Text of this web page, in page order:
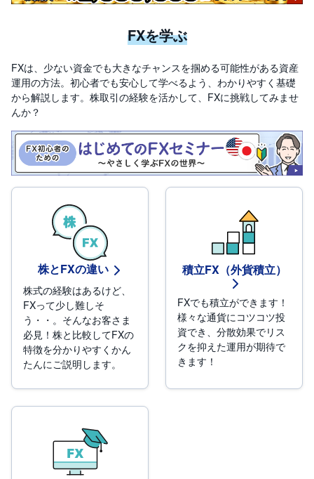
FXを学ぶ
FXは、少ない資金でも大きなチャンスを掴める可能性がある資産
運用の方法。初心者でも安心して学べるよう、わかりやすく基礎
から解説します。株取引の経験を活かして、FXに挑戦してみませ
んか？
株とFXの違い
株式の経験はあるけど、
FXって少し難しそ
う・・。そんなお客さま
必見！株と比較してFXの
特徴を分かりやすくかん
たんにご説明します。
積立FX（外貨積立）
FXでも積立ができます！
様々な通貨にコツコツ投
資でき、分散効果でリス
クを抑えた運用が期待で
きます！